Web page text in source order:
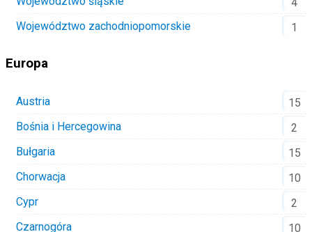
Województwo zachodniopomorskie
1
Europa
Austria
15
Bośnia i Hercegowina
2
Bułgaria
15
Chorwacja
10
Cypr
2
Czarnogóra
10